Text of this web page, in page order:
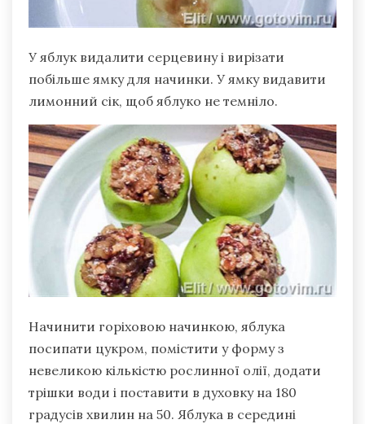
У яблук видалити серцевину і вирізати
побільше ямку для начинки. У ямку видавити
лимонний сік, щоб яблуко не темніло.
Начинити горіховою начинкою, яблука
посипати цукром, помістити у форму з
невеликою кількістю рослинної олії, додати
трішки води і поставити в духовку на 180
градусів хвилин на 50. Яблука в середині